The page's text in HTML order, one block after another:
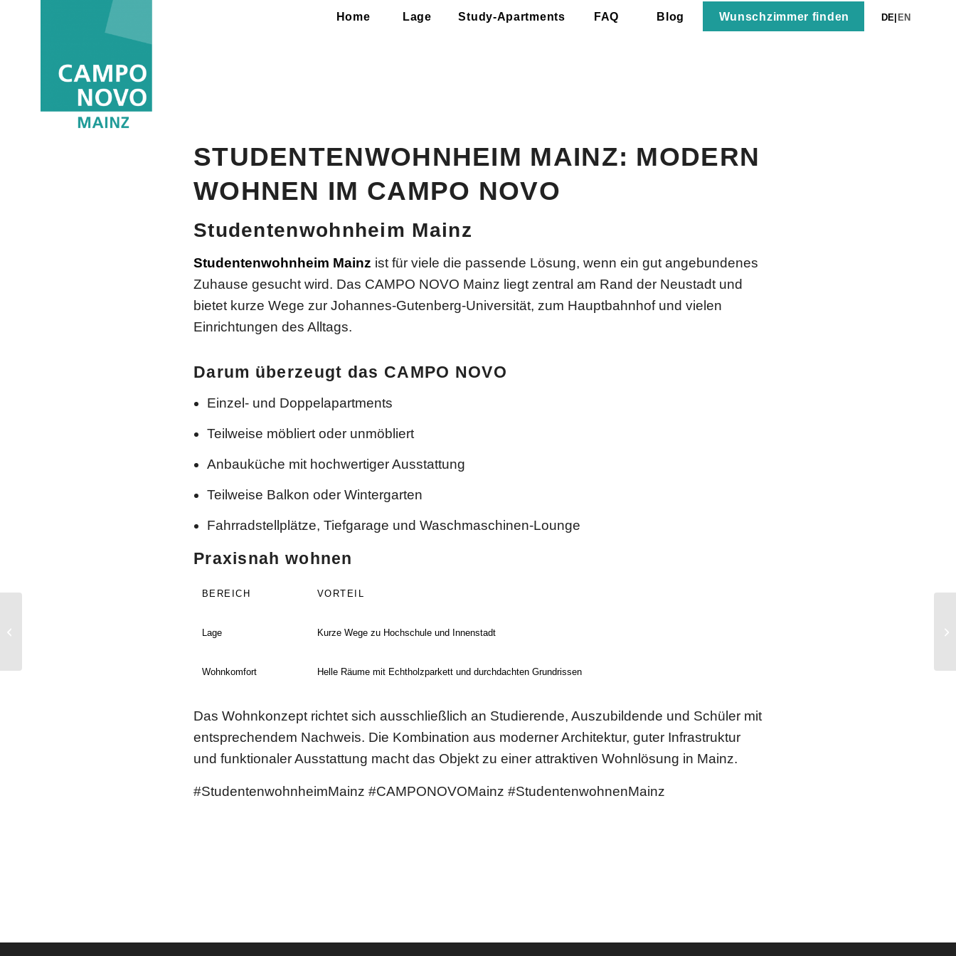
Home Lage Study-Apartments FAQ Blog Wunschzimmer finden DE EN
Blog - Aktuelle Neuigkeiten
STUDENTENWOHNHEIM MAINZ: MODERN
WOHNEN IM CAMPO NOVO
Studentenwohnheim Mainz
Studentenwohnheim Mainz ist für viele die passende Lösung, wenn ein gut angebundenes
Zuhause gesucht wird. Das CAMPO NOVO Mainz liegt zentral am Rand der Neustadt und
bietet kurze Wege zur Johannes-Gutenberg-Universität, zum Hauptbahnhof und vielen
Einrichtungen des Alltags.
Darum überzeugt das CAMPO NOVO
Einzel- und Doppelapartments
Teilweise möbliert oder unmöbliert
Anbauküche mit hochwertiger Ausstattung
Teilweise Balkon oder Wintergarten
Fahrradstellplätze, Tiefgarage und Waschmaschinen-Lounge
Praxisnah wohnen
BEREICH VORTEIL
Lage Kurze Wege zu Hochschule und Innenstadt
Wohnkomfort Helle Räume mit Echtholzparkett und durchdachten Grundrissen
Das Wohnkonzept richtet sich ausschließlich an Studierende, Auszubildende und Schüler mit
entsprechendem Nachweis. Die Kombination aus moderner Architektur, guter Infrastruktur
und funktionaler Ausstattung macht das Objekt zu einer attraktiven Wohnlösung in Mainz.
#StudentenwohnheimMainz #CAMPONOVOMainz #StudentenwohnenMainz